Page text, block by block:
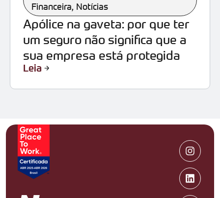
Financeira, Notícias
Apólice na gaveta: por que ter
um seguro não significa que a
sua empresa está protegida
Leia